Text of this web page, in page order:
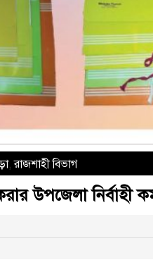
,রাজশাহী বিভাগ
উপজেলা নির্বাহী